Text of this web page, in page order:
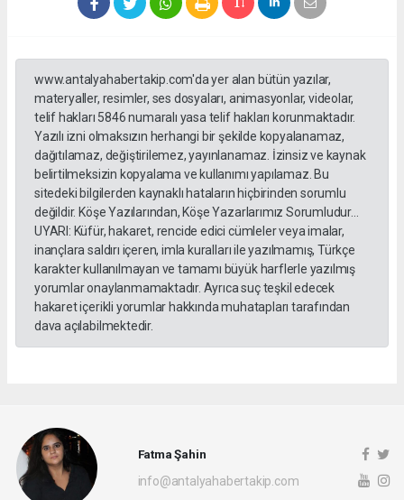
www.antalyahabertakip.com'da yer alan bütün yazılar,
materyaller, resimler, ses dosyaları, animasyonlar, videolar,
telif hakları 5846 numaralı yasa telif hakları korunmaktadır.
Yazılı izni olmaksızın herhangi bir şekilde kopyalanamaz,
dağıtılamaz, değiştirilemez, yayınlanamaz. İzinsiz ve kaynak
belirtilmeksizin kopyalama ve kullanımı yapılamaz. Bu
sitedeki bilgilerden kaynaklı hataların hiçbirinden sorumlu
değildir. Köşe Yazılarından, Köşe Yazarlarımız Sorumludur...
UYARI: Küfür, hakaret, rencide edici cümleler veya imalar,
inançlara saldırı içeren, imla kuralları ile yazılmamış, Türkçe
karakter kullanılmayan ve tamamı büyük harflerle yazılmış
yorumlar onaylanmamaktadır. Ayrıca suç teşkil edecek
hakaret içerikli yorumlar hakkında muhatapları tarafından
dava açılabilmektedir.
Fatma Şahin
info@antalyahabertakip.com